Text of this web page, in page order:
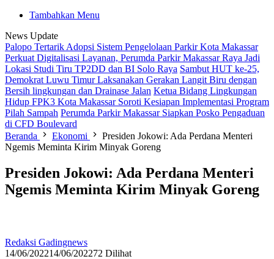
Tambahkan Menu
News Update
Palopo Tertarik Adopsi Sistem Pengelolaan Parkir Kota Makassar
Perkuat Digitalisasi Layanan, Perumda Parkir Makassar Raya Jadi
Lokasi Studi Tiru TP2DD dan BI Solo Raya Sambut HUT ke-25,
Demokrat Luwu Timur Laksanakan Gerakan Langit Biru dengan
Bersih lingkungan dan Drainase Jalan Ketua Bidang Lingkungan
Hidup FPK3 Kota Makassar Soroti Kesiapan Implementasi Program
Pilah Sampah Perumda Parkir Makassar Siapkan Posko Pengaduan
di CFD Boulevard
Beranda
Ekonomi
Presiden Jokowi: Ada Perdana Menteri
Ngemis Meminta Kirim Minyak Goreng
Presiden Jokowi: Ada Perdana Menteri
Ngemis Meminta Kirim Minyak Goreng
Redaksi Gadingnews
14/06/202214/06/202272 Dilihat